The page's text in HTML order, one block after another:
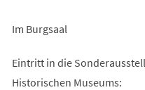
Im Burgsaal
Eintritt in die
Historischen Museums: